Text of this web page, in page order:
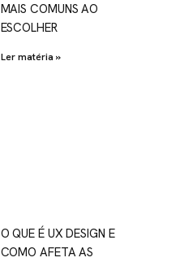
MAIS COMUNS AO
ESCOLHER
Ler matéria »
O QUE É UX DESIGN E
COMO AFETA AS